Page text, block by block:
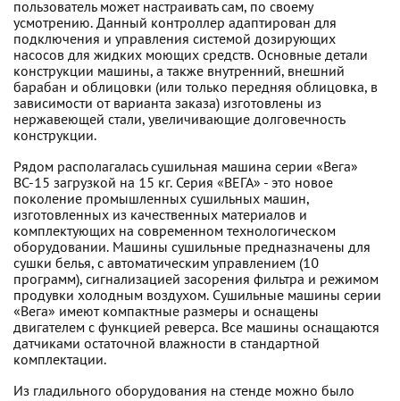
пользователь может настраивать сам, по своему
усмотрению. Данный контроллер адаптирован для
подключения и управления системой дозирующих
насосов для жидких моющих средств. Основные детали
конструкции машины, а также внутренний, внешний
барабан и облицовки (или только передняя облицовка, в
зависимости от варианта заказа) изготовлены из
нержавеющей стали, увеличивающие долговечность
конструкции.
Рядом располагалась сушильная машина серии «Вега»
ВС-15 загрузкой на 15 кг. Серия «ВЕГА» - это новое
поколение промышленных сушильных машин,
изготовленных из качественных материалов и
комплектующих на современном технологическом
оборудовании. Машины сушильные предназначены для
сушки белья, с автоматическим управлением (10
программ), сигнализацией засорения фильтра и режимом
продувки холодным воздухом. Сушильные машины серии
«Вега» имеют компактные размеры и оснащены
двигателем с функцией реверса. Все машины оснащаются
датчиками остаточной влажности в стандартной
комплектации.
Из гладильного оборудования на стенде можно было